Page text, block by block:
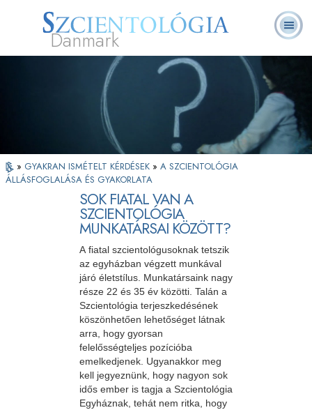
Danmark
Szcientológia?
Önkéntes
lelkészek
GYIK
» GYAKRAN ISMÉTELT KÉRDÉSEK » A SZCIENTOLÓGIA
ÁLLÁSFOGLALÁSA ÉS GYAKORLATA
SOK FIATAL VAN A
SZCIENTOLÓGIA
MUNKATÁRSAI KÖZÖTT?
A fiatal szcientológusoknak tetszik
az egyházban végzett munkával
járó életstílus. Munkatársaink nagy
része 22 és 35 év közötti. Talán a
Szcientológia terjeszkedésének
köszönhetően lehetőséget látnak
arra, hogy gyorsan
felelősségteljes pozícióba
emelkedjenek. Ugyanakkor meg
kell jegyeznünk, hogy nagyon sok
idős ember is tagja a Szcientológia
Egyháznak, tehát nem ritka, hogy